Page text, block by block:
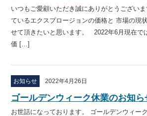
いつもご愛顧いただき誠にありがとうござい
ているエクスプロージョンの価格と 市場の現
せて頂きたいと思います。 2022年6月現在で
価 […]
お知らせ 2022年4月26日
ゴールデンウィーク休業のお知ら
お世話になっております。 ゴールデンウィー